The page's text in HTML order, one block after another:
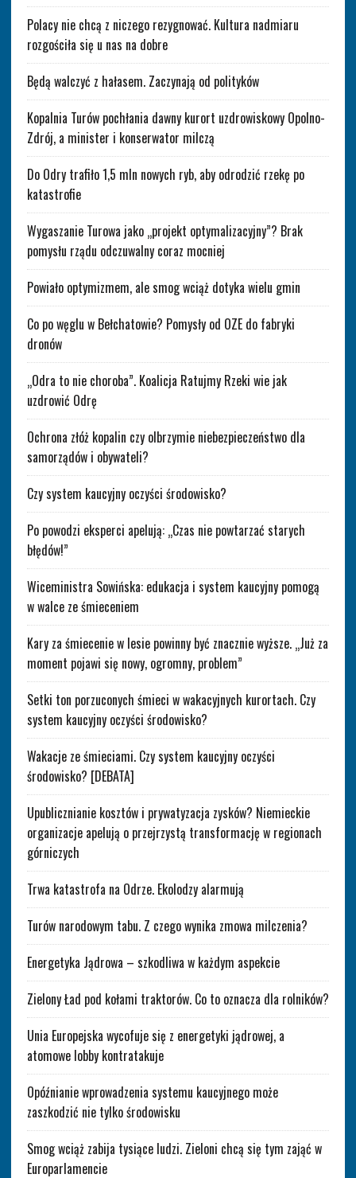
Polacy nie chcą z niczego rezygnować. Kultura nadmiaru
rozgościła się u nas na dobre
Będą walczyć z hałasem. Zaczynają od polityków
Kopalnia Turów pochłania dawny kurort uzdrowiskowy Opolno-
Zdrój, a minister i konserwator milczą
Do Odry trafiło 1,5 mln nowych ryb, aby odrodzić rzekę po
katastrofie
Wygaszanie Turowa jako „projekt optymalizacyjny”? Brak
pomysłu rządu odczuwalny coraz mocniej
Powiało optymizmem, ale smog wciąż dotyka wielu gmin
Co po węglu w Bełchatowie? Pomysły od OZE do fabryki
dronów
„Odra to nie choroba”. Koalicja Ratujmy Rzeki wie jak
uzdrowić Odrę
Ochrona złóż kopalin czy olbrzymie niebezpieczeństwo dla
samorządów i obywateli?
Czy system kaucyjny oczyści środowisko?
Po powodzi eksperci apelują: „Czas nie powtarzać starych
błędów!”
Wiceministra Sowińska: edukacja i system kaucyjny pomogą
w walce ze śmieceniem
Kary za śmiecenie w lesie powinny być znacznie wyższe. „Już za
moment pojawi się nowy, ogromny, problem”
Setki ton porzuconych śmieci w wakacyjnych kurortach. Czy
system kaucyjny oczyści środowisko?
Wakacje ze śmieciami. Czy system kaucyjny oczyści
środowisko? [DEBATA]
Upublicznianie kosztów i prywatyzacja zysków? Niemieckie
organizacje apelują o przejrzystą transformację w regionach
górniczych
Trwa katastrofa na Odrze. Ekolodzy alarmują
Turów narodowym tabu. Z czego wynika zmowa milczenia?
Energetyka Jądrowa – szkodliwa w każdym aspekcie
Zielony Ład pod kołami traktorów. Co to oznacza dla rolników?
Unia Europejska wycofuje się z energetyki jądrowej, a
atomowe lobby kontratakuje
Opóźnianie wprowadzenia systemu kaucyjnego może
zaszkodzić nie tylko środowisku
Smog wciąż zabija tysiące ludzi. Zieloni chcą się tym zająć w
Europarlamencie